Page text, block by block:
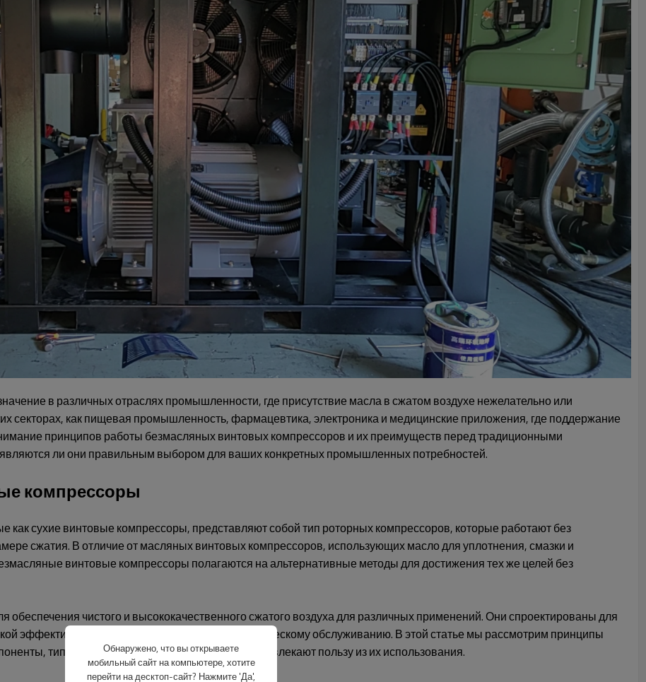
в различных отраслях промышленности, где присутствие масла в сжатом воздухе нежелательно или
секторах, как пищевая промышленность, фармацевтика, электроника и медицинские приложения, где поддержание
принципов работы безмасляных винтовых компрессоров и их преимуществ перед традиционными
ли они правильным выбором для ваших конкретных промышленных потребностей.
компрессоры
сухие винтовые компрессоры, представляют собой тип роторных компрессоров, которые работают без
сжатия. В отличие от масляных винтовых компрессоров, использующих масло для уплотнения, смазки и
винтовые компрессоры полагаются на альтернативные методы для достижения тех же целей без
чистого и высококачественного сжатого воздуха для различных применений. Они спроектированы для
эффективности и снижения требований к техническому обслуживанию. В этой статье мы рассмотрим принципы
типы, преимущества и отрасли, которые извлекают пользу из их использования.
Обнаружено, что вы открываете
мобильный сайт на компьютере, хотите
перейти на десктоп-сайт? Нажмите 'Да',